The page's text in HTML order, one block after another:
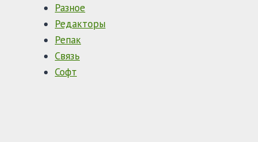
Разное
Редакторы
Репак
Связь
Софт